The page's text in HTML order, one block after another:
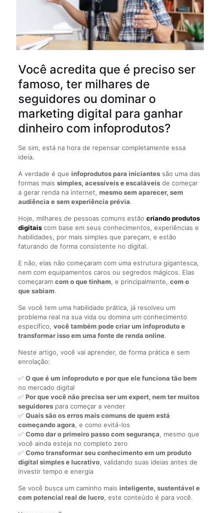
Você acredita que é preciso ser
famoso, ter milhares de
seguidores ou dominar o
marketing digital para ganhar
dinheiro com infoprodutos?
Se sim, está na hora de repensar completamente essa
ideia.
A verdade é que infoprodutos para iniciantessão uma das
formas mais simples, acessíveis e escaláveisde começar
a gerar renda na internet, mesmo sem aparecer, sem
audiência e sem experiência prévia.
Hoje, milhares de pessoas comuns estão criando produtos
digitaiscom base em seus conhecimentos, experiências e
habilidades, por mais simples que pareçam, e estão
faturando de forma consistente no digital.
E não, elas não começaram com uma estrutura gigantesca,
nem com equipamentos caros ou segredos mágicos. Elas
começaram com o que tinham, e principalmente, com o
que sabiam.
Se você tem uma habilidade prática, já resolveu um
problema real na sua vida ou domina um conhecimento
específico, você também pode criar um infoproduto e
transformar isso em uma fonte de renda online.
Neste artigo, você vai aprender, de forma prática e sem
enrolação:
✅ O que é um infoproduto e por que ele funciona tão bem
no mercado digital
✅ Por que você não precisa ser um expert, nem ter muitos
seguidorespara começar a vender
✅ Quais são os erros mais comuns de quem está
começando agora, e como evitá-los
✅ Como dar o primeiro passo com segurança, mesmo que
você ainda esteja no completo zero
✅ Como transformar seu conhecimento em um produto
digital simples e lucrativo, validando suas ideias antes de
investir tempo e energia
Se você busca um caminho mais inteligente, sustentável e
com potencial real de lucro, este conteúdo é para você.